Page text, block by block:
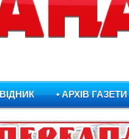
• АРХІВ ГАЗЕТИ